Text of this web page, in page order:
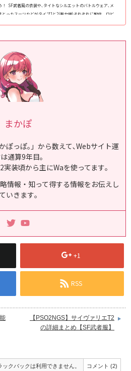
！ SF武者風の衣装や､タイトなシルエットのバトルウェア､メ
とったスーツなどがタイプ1と2(男女用)それぞれに配信。ロビ
5月24日 定期メンテまで ラインナップ一覧(アイテムカタロ
まかぽ
ぽっぽ｡」から数えて､Webサイト運
通算9年目｡
実装頃から主にWaを使ってます｡
情報・知って得する情報をお伝えし
ていきます｡
+1
RSS
【PSO2NGS】サイヴァリエT2
の詳細まとめ【SF武者服】
ックバックは利用できません。 コメント (2)